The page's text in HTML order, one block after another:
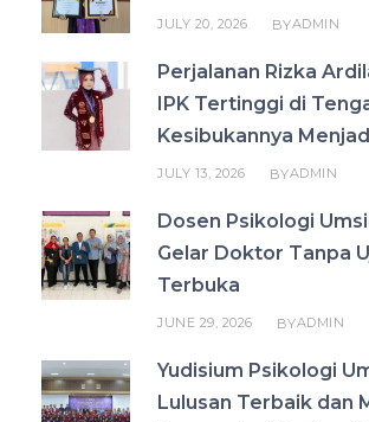
JULY 20, 2026 BYADMIN
Perjalanan Rizka
IPK Tertinggi di
Kesibukannya
JULY 13, 2026 BYADMIN
Dosen Psikologi
Gelar Doktor Tanpa
Terbuka
JUNE 29, 2026 BYADMIN
Yudisium Psikologi
Lulusan Terbaik dan